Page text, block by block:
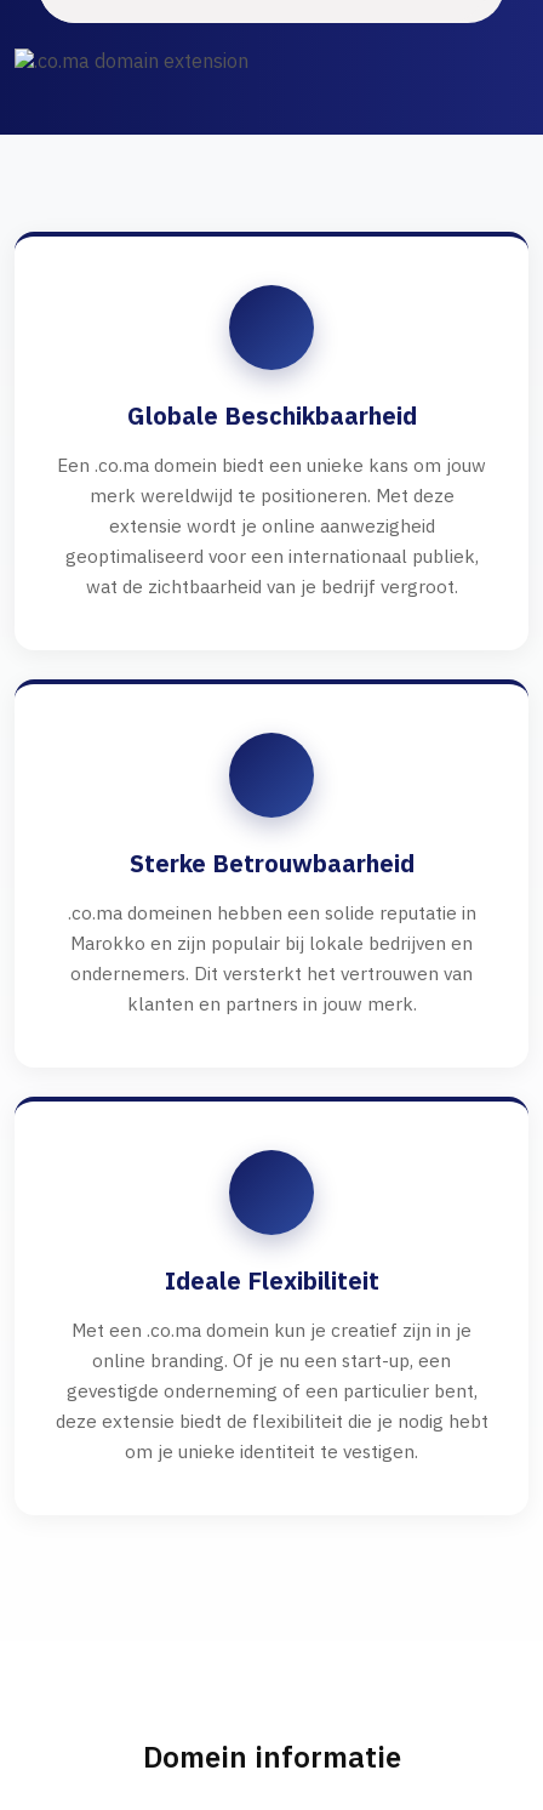
Globale Beschikbaarheid
Een .co.ma domein biedt een unieke kans om jouw
merk wereldwijd te positioneren. Met deze
extensie wordt je online aanwezigheid
geoptimaliseerd voor een internationaal publiek,
wat de zichtbaarheid van je bedrijf vergroot.
Sterke Betrouwbaarheid
.co.ma domeinen hebben een solide reputatie in
Marokko en zijn populair bij lokale bedrijven en
ondernemers. Dit versterkt het vertrouwen van
klanten en partners in jouw merk.
Ideale Flexibiliteit
Met een .co.ma domein kun je creatief zijn in je
online branding. Of je nu een start-up, een
gevestigde onderneming of een particulier bent,
deze extensie biedt de flexibiliteit die je nodig hebt
om je unieke identiteit te vestigen.
Domein informatie